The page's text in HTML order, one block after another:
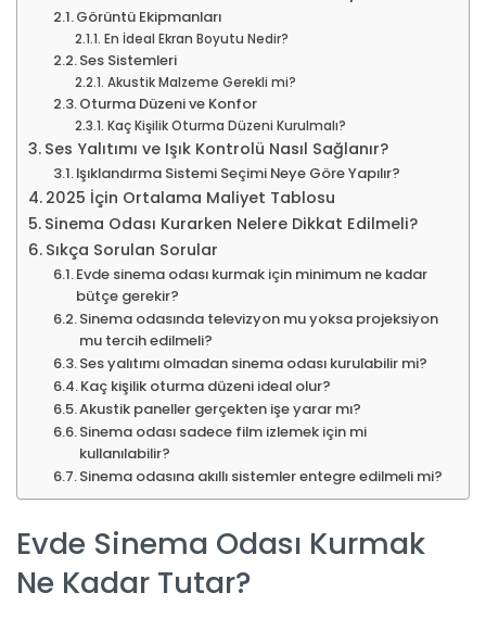
Görüntü Ekipmanları
En İdeal Ekran Boyutu Nedir?
Ses Sistemleri
Akustik Malzeme Gerekli mi?
Oturma Düzeni ve Konfor
Kaç Kişilik Oturma Düzeni Kurulmalı?
Ses Yalıtımı ve Işık Kontrolü Nasıl Sağlanır?
Işıklandırma Sistemi Seçimi Neye Göre Yapılır?
2025 İçin Ortalama Maliyet Tablosu
Sinema Odası Kurarken Nelere Dikkat Edilmeli?
Sıkça Sorulan Sorular
Evde sinema odası kurmak için minimum ne kadar
bütçe gerekir?
Sinema odasında televizyon mu yoksa projeksiyon
mu tercih edilmeli?
Ses yalıtımı olmadan sinema odası kurulabilir mi?
Kaç kişilik oturma düzeni ideal olur?
Akustik paneller gerçekten işe yarar mı?
Sinema odası sadece film izlemek için mi
kullanılabilir?
Sinema odasına akıllı sistemler entegre edilmeli mi?
Evde Sinema Odası Kurmak
Ne Kadar Tutar?